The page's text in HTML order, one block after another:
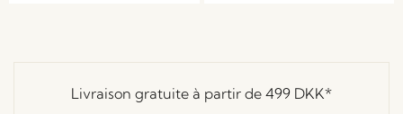
Livraison gratuite à partir de 499 DKK*